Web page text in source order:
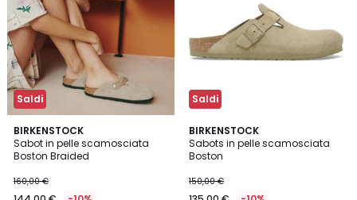
Saldi
BIRKENSTOCK
Sabot in pelle scamosciata
Boston Braided
160,00 €
5
/
5
Saldi
BIRKENSTOCK
Sabots in pelle scamosciata
Boston
150,00 €
5
/
5